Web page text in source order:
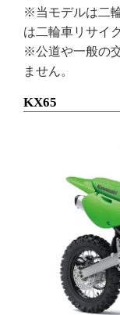
※当モデルは二
は二輪車リサイ
※公道や一般の
ません。
KX65